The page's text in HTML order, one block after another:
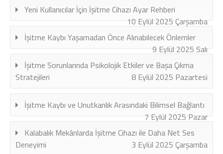
Yeni Kullanıcılar İçin İşitme Cihazı Ayar Rehberi
10 Eylül 2025 Çarşamba
İşitme Kaybı Yaşamadan Önce Alınabilecek Önlemler
9 Eylül 2025 Salı
İşitme Sorunlarında Psikolojik Etkiler ve Başa Çıkma
Stratejileri
8 Eylül 2025 Pazartesi
İşitme Kaybı ve Unutkanlık Arasındaki Bilimsel Bağlantı
7 Eylül 2025 Pazar
Kalabalık Mekânlarda İşitme Cihazı ile Daha Net Ses
Deneyimi
3 Eylül 2025 Çarşamba